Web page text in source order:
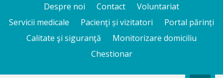
Despre noi Contact
Voluntariat
Servicii medicale
Pacienţi și vizitatori
Portal părinți
Calitate şi siguranţă
Monitorizare domiciliu
Chestionar